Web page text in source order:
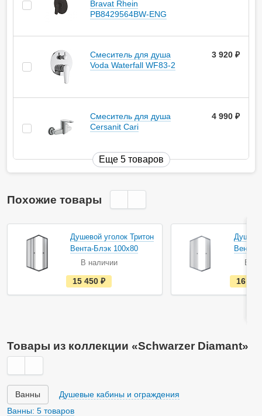
Bravat Rhein
PB8429564BW-ENG
Смеситель для душа
Voda Waterfall WF83-2
3 920
Смеситель для душа
Cersanit Cari
4 990
Еще 5 товаров
Похожие товары
Душевой уголок Тритон
Вента-Блэк 100х80
В наличии
е
с
т
и
ч
15 450
Вента-
В
16
Товары из коллекции «Schwarzer Diamant»
Ванны
Душевые кабины и ограждения
Ванны: 5 товаров